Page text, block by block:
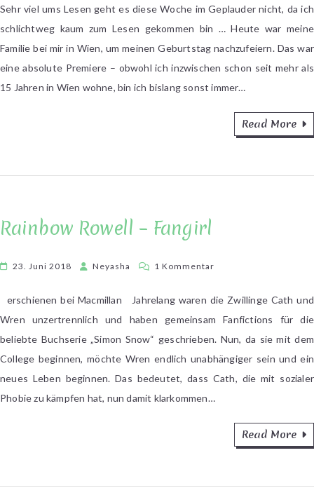
#10/2018
Sehr viel ums Lesen geht es diese Woche im Geplauder nicht, da ich
schlichtweg kaum zum Lesen gekommen bin … Heute war meine
Familie bei mir in Wien, um meinen Geburtstag nachzufeiern. Das war
eine absolute Premiere – obwohl ich inzwischen schon seit mehr als
15 Jahren in Wien wohne, bin ich bislang sonst immer…
Read More
Rainbow Rowell – Fangirl
23. Juni 2018 Neyasha 1 Kommentar
Rowell
erschienen bei Macmillan Jahrelang waren die Zwillinge Cath und
Wren unzertrennlich und haben gemeinsam Fanfictions für die
beliebte Buchserie „Simon Snow“ geschrieben. Nun, da sie mit dem
College beginnen, möchte Wren endlich unabhängiger sein und ein
neues Leben beginnen. Das bedeutet, dass Cath, die mit sozialer
Phobie zu kämpfen hat, nun damit klarkommen…
Read More